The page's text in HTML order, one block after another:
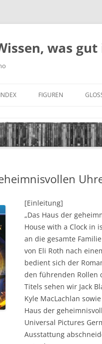
was
DISC
2)
1)
FIGUREN
[Einleitung]
„Das Haus der
House with a Clock in
an die gesamte
von Eli Roth nach
bedient sich der
den führenden Rollen
Titels sehen wir Jack
Kyle MacLachlan
Haus der
Universal Pictures
Ausstattung